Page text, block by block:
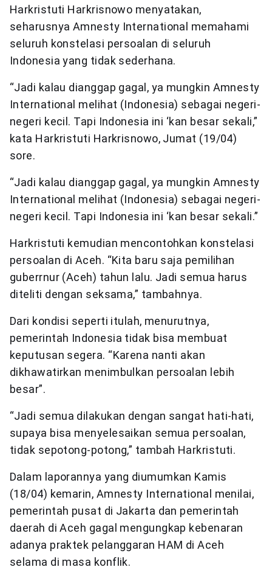
Harkristuti Harkrisnowo menyatakan,
seharusnya Amnesty International memahami
seluruh konstelasi persoalan di seluruh
Indonesia yang tidak sederhana.
“Jadi kalau dianggap gagal, ya mungkin Amnesty
International melihat (Indonesia) sebagai negeri-
negeri kecil. Tapi Indonesia ini ‘kan besar sekali,”
kata Harkristuti Harkrisnowo, Jumat (19/04)
sore.
“Jadi kalau dianggap gagal, ya mungkin Amnesty
International melihat (Indonesia) sebagai negeri-
negeri kecil. Tapi Indonesia ini ‘kan besar sekali.”
Harkristuti kemudian mencontohkan konstelasi
persoalan di Aceh. “Kita baru saja pemilihan
guberrnur (Aceh) tahun lalu. Jadi semua harus
diteliti dengan seksama,” tambahnya.
Dari kondisi seperti itulah, menurutnya,
pemerintah Indonesia tidak bisa membuat
keputusan segera. “Karena nanti akan
dikhawatirkan menimbulkan persoalan lebih
besar”.
“Jadi semua dilakukan dengan sangat hati-hati,
supaya bisa menyelesaikan semua persoalan,
tidak sepotong-potong,” tambah Harkristuti.
Dalam laporannya yang diumumkan Kamis
(18/04) kemarin, Amnesty International menilai,
pemerintah pusat di Jakarta dan pemerintah
daerah di Aceh gagal mengungkap kebenaran
adanya praktek pelanggaran HAM di Aceh
selama di masa konflik.